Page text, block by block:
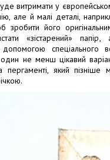
витримати у
але й малі деталі,
зробити його
«зістарений»
допомогою спеціального
не менш цікавий
який пізніше